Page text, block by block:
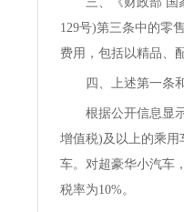
129号)第三条中的零
费用，包括以精品、
四、上述第一条和
根据公开信息显示
增值税)及以上的乘
车。对超豪华小汽车
税率为10%。